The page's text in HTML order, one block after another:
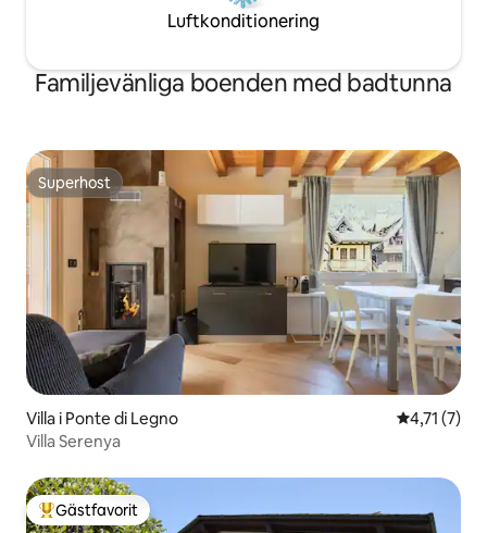
Luftkonditionering
Familjevänliga boenden med badtunna
Superhost
Superhost
Villa i Ponte di Legno 4,71 av 5 i
4,71 (7)
Villa Serenya
Populär gästfavorit
Gästfavorit